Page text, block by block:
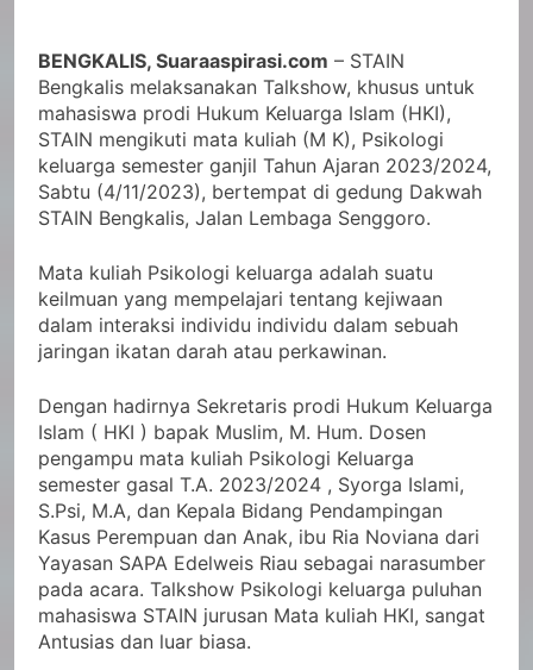
BENGKALIS, Suaraaspirasi.com – STAIN
Bengkalis melaksanakan Talkshow, khusus untuk
mahasiswa prodi Hukum Keluarga Islam (HKI),
STAIN mengikuti mata kuliah (M K), Psikologi
keluarga semester ganjil Tahun Ajaran 2023/2024,
Sabtu (4/11/2023), bertempat di gedung Dakwah
STAIN Bengkalis, Jalan Lembaga Senggoro.
Mata kuliah Psikologi keluarga adalah suatu
keilmuan yang mempelajari tentang kejiwaan
dalam interaksi individu individu dalam sebuah
jaringan ikatan darah atau perkawinan.
Dengan hadirnya Sekretaris prodi Hukum Keluarga
Islam ( HKI ) bapak Muslim, M. Hum. Dosen
pengampu mata kuliah Psikologi Keluarga
semester gasal T.A. 2023/2024 , Syorga Islami,
S.Psi, M.A, dan Kepala Bidang Pendampingan
Kasus Perempuan dan Anak, ibu Ria Noviana dari
Yayasan SAPA Edelweis Riau sebagai narasumber
pada acara. Talkshow Psikologi keluarga puluhan
mahasiswa STAIN jurusan Mata kuliah HKI, sangat
Antusias dan luar biasa.